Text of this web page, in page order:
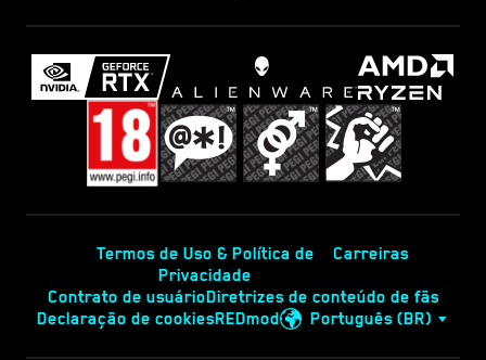
Termos de Uso & Política de
Privacidade
Carreiras
Contrato de usuárioDiretrizes de conteúdo de fãs
Declaração de cookiesREDmod Português (BR)